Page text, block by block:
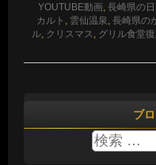
YOUTUBE動画 長崎県の
カルト
雲仙温泉 長崎県の
ル クリスマス グリル食堂
ブ